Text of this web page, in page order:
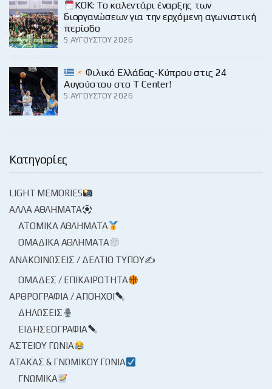
KOK: Το καλεντάρι έναρξης των
διοργανώσεων για την ερχόμενη αγωνιστική
περίοδο
5 ΑΥΓΟΎΣΤΟΥ 2026
Φιλικό Ελλάδας-Κύπρου στις 24
Αυγούστου στο Τ Center!
5 ΑΥΓΟΎΣΤΟΥ 2026
Κατηγορίες
LIGHT MEMORIES
ΆΛΛΑ ΑΘΛΉΜΑΤΑ
ΑΤΟΜΙΚΆ ΑΘΛΉΜΑΤΑ
ΟΜΑΔΙΚΆ ΑΘΛΉΜΑΤΑ
ΑΝΑΚΟΙΝΏΣΕΙΣ / ΔΕΛΤΊΟ ΤΎΠΟΥ✍
ΟΜΆΔΕΣ / ΕΠΙΚΑΙΡΌΤΗΤΑ
ΑΡΘΡΟΓΡΑΦΊΑ / ΑΠΌΗΧΟΙ
ΔΗΛΏΣΕΙΣ
ΕΙΔΗΣΕΟΓΡΑΦΊΑ
ΑΣΤΕΊΟΥ ΓΩΝΊΑ
ΑΤΆΚΑΣ & ΓΝΩΜΙΚΟΎ ΓΩΝΊΑ
ΓΝΩΜΙΚΆ